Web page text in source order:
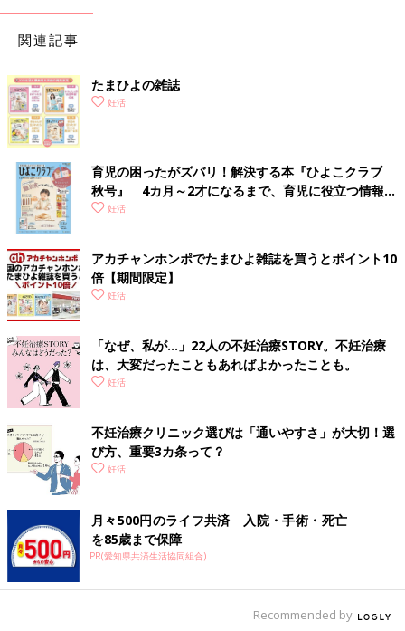
関連記事
たまひよの雑誌
妊活
育児の困ったがズバリ！解決する本『ひよこクラブ
秋号』 4カ月～2才になるまで、育児に役立つ情報が
いっぱい！
妊活
アカチャンホンポでたまひよ雑誌を買うとポイント10
倍【期間限定】
妊活
「なぜ、私が…」22人の不妊治療STORY。不妊治療
は、大変だったこともあればよかったことも。
妊活
不妊治療クリニック選びは「通いやすさ」が大切！選
び方、重要3カ条って？
妊活
月々500円のライフ共済 入院・手術・死亡
を85歳まで保障
PR(愛知県共済生活協同組合)
Recommended by